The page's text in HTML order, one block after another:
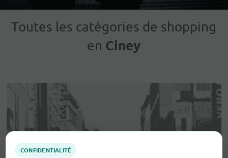
Toutes les catégories de shopping
en Ciney
CONFIDENTIALITÉ